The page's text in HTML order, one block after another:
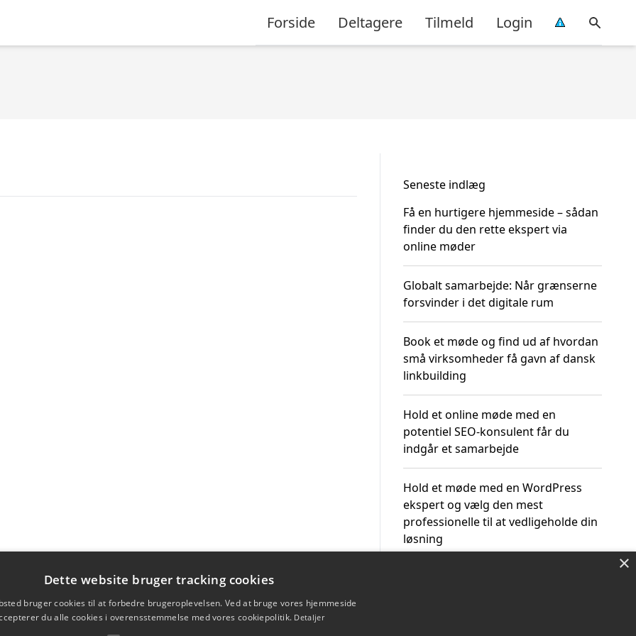
Forside Deltagere Tilmeld Login
Seneste indlæg
Få en hurtigere hjemmeside – sådan
finder du den rette ekspert via
online møder
Globalt samarbejde: Når grænserne
forsvinder i det digitale rum
Book et møde og find ud af hvordan
små virksomheder få gavn af dansk
linkbuilding
Hold et online møde med en
potentiel SEO-konsulent får du
indgår et samarbejde
Hold et møde med en WordPress
ekspert og vælg den mest
professionelle til at vedligeholde din
løsning
×
Dette website bruger tracking cookies
bruger cookies til at forbedre brugeroplevelsen. Ved at bruge vores hjemmeside
du alle cookies i overensstemmelse med vores cookiepolitik. Detaljer